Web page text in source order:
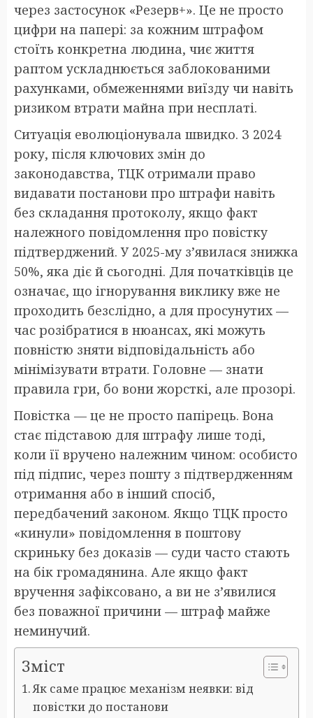
через застосунок «Резерв+». Це не просто
цифри на папері: за кожним штрафом
стоїть конкретна людина, чиє життя
раптом ускладнюється заблокованими
рахунками, обмеженнями виїзду чи навіть
ризиком втрати майна при несплаті.
Ситуація еволюціонувала швидко. З 2024
року, після ключових змін до
законодавства, ТЦК отримали право
видавати постанови про штрафи навіть
без складання протоколу, якщо факт
належного повідомлення про повістку
підтверджений. У 2025-му з’явилася знижка
50%, яка діє й сьогодні. Для початківців це
означає, що ігнорування виклику вже не
проходить безслідно, а для просунутих —
час розібратися в нюансах, які можуть
повністю зняти відповідальність або
мінімізувати втрати. Головне — знати
правила гри, бо вони жорсткі, але прозорі.
Повістка — це не просто папірець. Вона
стає підставою для штрафу лише тоді,
коли її вручено належним чином: особисто
під підпис, через пошту з підтвердженням
отримання або в інший спосіб,
передбачений законом. Якщо ТЦК просто
«кинули» повідомлення в поштову
скриньку без доказів — суди часто стають
на бік громадянина. Але якщо факт
вручення зафіксовано, а ви не з’явилися
без поважної причини — штраф майже
неминучий.
Зміст
Як саме працює механізм неявки: від
повістки до постанови